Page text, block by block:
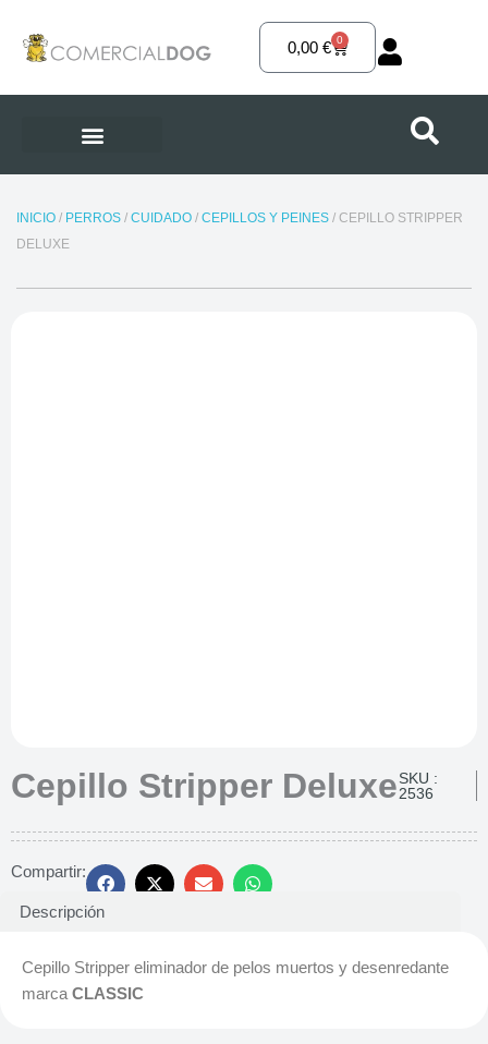
contenido
0,00€ 0
Carrito
INICIO/ PERROS/ CUIDADO/ CEPILLOS Y PEINES/ CEPILLO STRIPPER
DELUXE
Cepillo Stripper DeluxeSKU :
2536
Compartir:
Descripción
Cepillo Stripper eliminador de pelos muertos y desenredante
marca CLASSIC